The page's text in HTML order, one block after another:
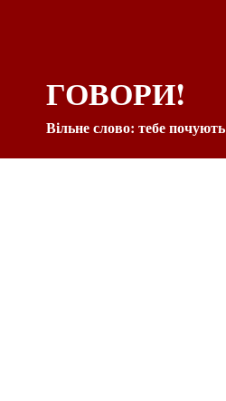
ГОВОРИ!
Вільне слово: тебе почують